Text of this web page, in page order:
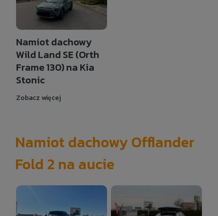
Namiot dachowy
Wild Land SE (Orth
Frame 130) na Kia
Stonic
Zobacz więcej
Namiot dachowy Offlander
Fold 2 na aucie